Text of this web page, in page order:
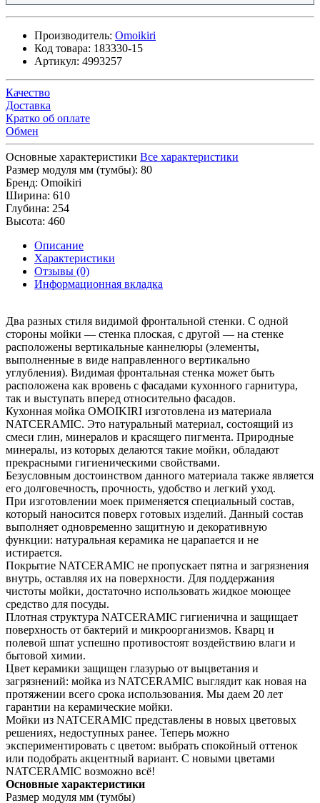
Производитель: Omoikiri
Код товара: 183330-15
Артикул: 4993257
Качество
Доставка
Кратко об оплате
Обмен
Основные характеристики Все характеристики
Размер модуля мм (тумбы): 80
Бренд: Omoikiri
Ширина: 610
Глубина: 254
Высота: 460
Описание
Характеристики
Отзывы (0)
Информационная вкладка
Два разных стиля видимой фронтальной стенки. С одной
стороны мойки — стенка плоская, с другой — на стенке
расположены вертикальные каннелюры (элементы,
выполненные в виде направленного вертикально
углубления). Видимая фронтальная стенка может быть
расположена как вровень с фасадами кухонного гарнитура,
так и выступать вперед относительно фасадов.
Кухонная мойка OMOIKIRI изготовлена из материала
NATCERAMIC. Это натуральный материал, состоящий из
смеси глин, минералов и красящего пигмента. Природные
минералы, из которых делаются такие мойки, обладают
прекрасными гигиеническими свойствами.
Безусловным достоинством данного материала также является
его долговечность, прочность, удобство и легкий уход.
При изготовлении моек применяется специальный состав,
который наносится поверх готовых изделий. Данный состав
выполняет одновременно защитную и декоративную
функции: натуральная керамика не царапается и не
истирается.
Покрытие NATCERAMIC не пропускает пятна и загрязнения
внутрь, оставляя их на поверхности. Для поддержания
чистоты мойки, достаточно использовать жидкое моющее
средство для посуды.
Плотная структура NATCERAMIC гигиенична и защищает
поверхность от бактерий и микроорганизмов. Кварц и
полевой шпат успешно противостоят воздействию влаги и
бытовой химии.
Цвет керамики защищен глазурью от выцветания и
загрязнений: мойка из NATCERAMIC выглядит как новая на
протяжении всего срока использования. Мы даем 20 лет
гарантии на керамические мойки.
Мойки из NATCERAMIC представлены в новых цветовых
решениях, недоступных ранее. Теперь можно
экспериментировать с цветом: выбрать спокойный оттенок
или подобрать акцентный вариант. С новыми цветами
NATCERAMIC возможно всё!
Основные характеристики
Размер модуля мм (тумбы)